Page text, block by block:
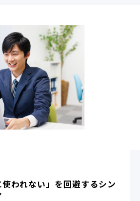
使われない」を回避するシン